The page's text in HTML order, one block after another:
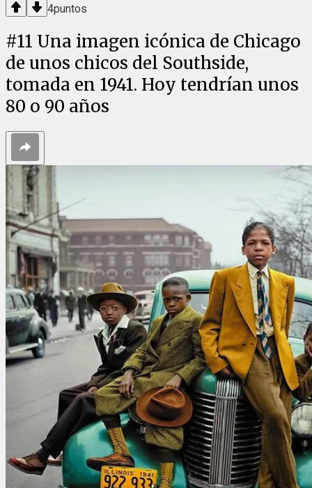
4puntos
#11 Una imagen icónica de Chicago
de unos chicos del Southside,
tomada en 1941. Hoy tendrían unos
80 o 90 años